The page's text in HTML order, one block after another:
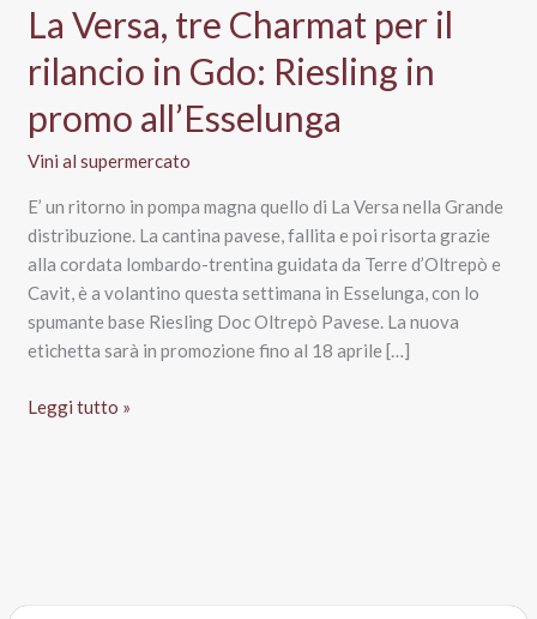
La Versa, tre Charmat per il
rilancio in Gdo: Riesling in
promo all’Esselunga
Vini al supermercato
E’ un ritorno in pompa magna quello di La Versa nella Grande
distribuzione. La cantina pavese, fallita e poi risorta grazie
alla cordata lombardo-trentina guidata da Terre d’Oltrepò e
Cavit, è a volantino questa settimana in Esselunga, con lo
spumante base Riesling Doc Oltrepò Pavese. La nuova
etichetta sarà in promozione fino al 18 aprile […]
La
Leggi tutto »